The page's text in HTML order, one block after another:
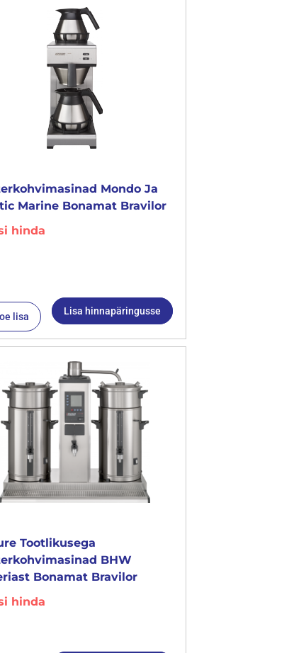
Mondo Ja
Marine Bonamat Bravilor
hinda
lisa Lisa hinnapäringusse
Tootlikusega
BHW
Bonamat Bravilor
hinda